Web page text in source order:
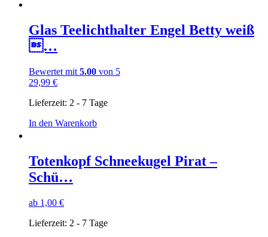
Glas Teelichthalter Engel Betty weiß
…
Bewertet mit 5.00 von 5
29,99 €
Lieferzeit: 2 - 7 Tage
In den Warenkorb
Totenkopf Schneekugel Pirat –
Schü…
ab 1,00 €
Lieferzeit: 2 - 7 Tage